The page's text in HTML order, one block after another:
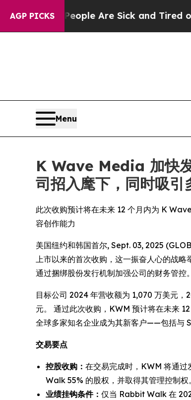
AGP PICKS
“People Are Sick and Tired of This
Menu
K Wave Media 加快
司招入麾下，同时吸
此次收购预计将在未来 12 个月内为 K
容创作能力
美国纽约和韩国首尔, Sept. 03, 2025
上市以来的首次收购，这一振奋人心的战
通过捆绑股份发行机制加强公司的财务管控。
目标公司 2024 年营收额为 1,070 万美元
元。 通过此次收购，KWM 预计将在未来
全球多家知名企业成为其新客户——包括与
交易要点
控股收购： 在交易完成时，KWM 将通
Walk 55% 的股权，并取得其管理控制权。
业绩挂钩条件： 仅当 Rabbit Walk 在